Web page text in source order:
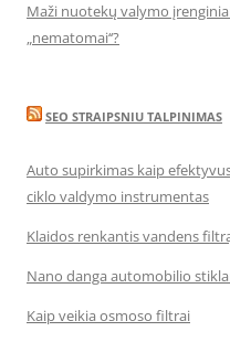
Maži nuotekų valymo
„nematomai‘‘?
SEO STRAIPSNIU TALPINIMAS
Auto supirkimas kaip
ciklo valdymo instrumentas
Klaidos renkantis vandens
Nano danga automobilio
Kaip veikia osmoso filtrai